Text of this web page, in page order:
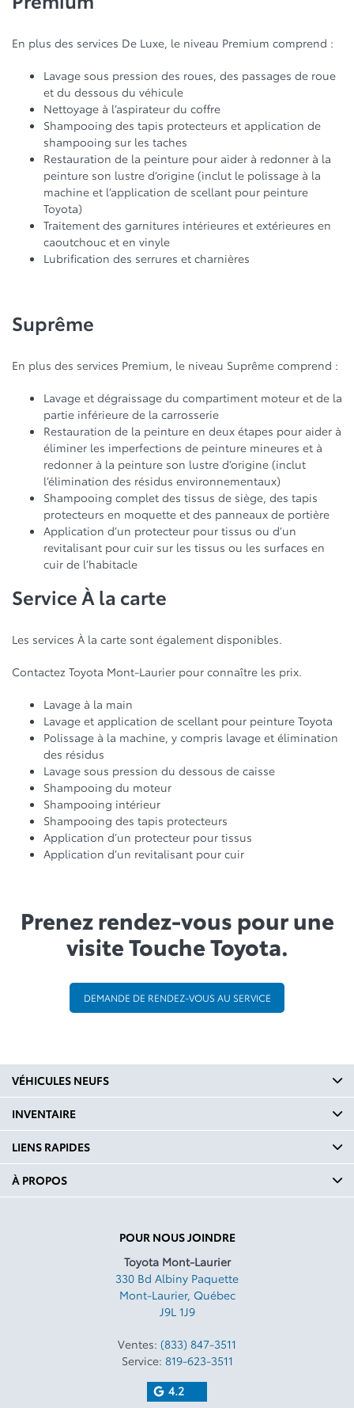
En plus des services De Luxe, le niveau Premium comprend :
Lavage sous pression des roues, des passages de roue
et du dessous du véhicule
Nettoyage à l’aspirateur du coffre
Shampooing des tapis protecteurs et application de
shampooing sur les taches
Restauration de la peinture pour aider à redonner à la
peinture son lustre d’origine (inclut le polissage à la
machine et l’application de scellant pour peinture
Toyota)
Traitement des garnitures intérieures et extérieures en
caoutchouc et en vinyle
Lubrification des serrures et charnières
Suprême
En plus des services Premium, le niveau Suprême comprend :
Lavage et dégraissage du compartiment moteur et de la
partie inférieure de la carrosserie
Restauration de la peinture en deux étapes pour aider à
éliminer les imperfections de peinture mineures et à
redonner à la peinture son lustre d’origine (inclut
l’élimination des résidus environnementaux)
Shampooing complet des tissus de siège, des tapis
protecteurs en moquette et des panneaux de portière
Application d’un protecteur pour tissus ou d’un
revitalisant pour cuir sur les tissus ou les surfaces en
cuir de l’habitacle
Service À la carte
Les services À la carte sont également disponibles.
Contactez Toyota Mont-Laurier pour connaître les prix.
Lavage à la main
Lavage et application de scellant pour peinture Toyota
Polissage à la machine, y compris lavage et élimination
des résidus
Lavage sous pression du dessous de caisse
Shampooing du moteur
Shampooing intérieur
Shampooing des tapis protecteurs
Application d’un protecteur pour tissus
Application d’un revitalisant pour cuir
Prenez rendez-vous pour une
visite Touche Toyota.
DEMANDE DE RENDEZ-VOUS AU SERVICE
POUR NOUS JOINDRE
Toyota Mont-Laurier
330 Bd Albiny Paquette
Mont-Laurier, Québec
J9L 1J9
Ventes: (833) 847-3511
Service: 819-623-3511
4.2
VÉHICULES NEUFS
INVENTAIRE
LIENS RAPIDES
À PROPOS